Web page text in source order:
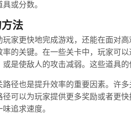
或分数。
法
家更快地完成游戏，还能在面对
的关键。在一些关卡中，玩家可
是使敌人的攻击减弱。这些道具的
径也是提升效率的重要因素。许
可以为玩家提供更多奖励或者更
追求速度。